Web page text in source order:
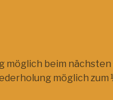
möglich beim
möglich